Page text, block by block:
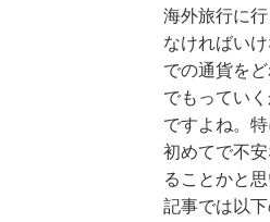
海外旅行に
なければい
での通貨を
でもってい
ですよね。
初めてで不
ることかと
記事では以